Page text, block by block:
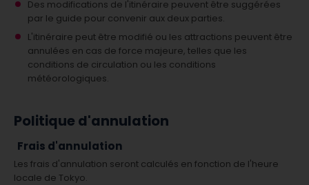
Des modifications de l'itinéraire peuvent être suggérées
par le guide pour convenir aux deux parties.
L'itinéraire peut être modifié ou les attractions peuvent être
annulées en cas de force majeure, telles que les
conditions de circulation ou les conditions
météorologiques.
Politique d'annulation
Frais d'annulation
Les frais d'annulation seront calculés en fonction de l'heure
locale de Tokyo.